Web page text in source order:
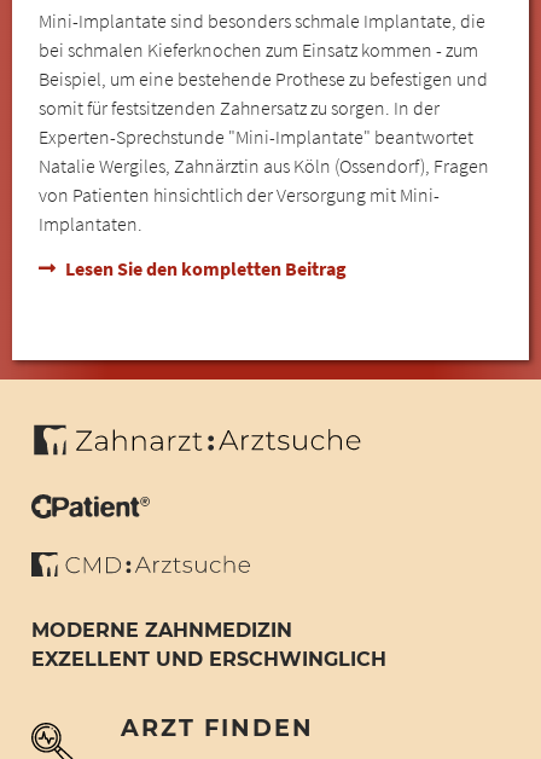
Mini-Implantate sind besonders schmale Implantate, die
bei schmalen Kieferknochen zum Einsatz kommen - zum
Beispiel, um eine bestehende Prothese zu befestigen und
somit für festsitzenden Zahnersatz zu sorgen. In der
Experten-Sprechstunde "Mini-Implantate" beantwortet
Natalie Wergiles, Zahnärztin aus Köln (Ossendorf), Fragen
von Patienten hinsichtlich der Versorgung mit Mini-
Implantaten.
Lesen Sie den kompletten Beitrag
MODERNE ZAHNMEDIZIN
EXZELLENT UND ERSCHWINGLICH
ARZT FINDEN